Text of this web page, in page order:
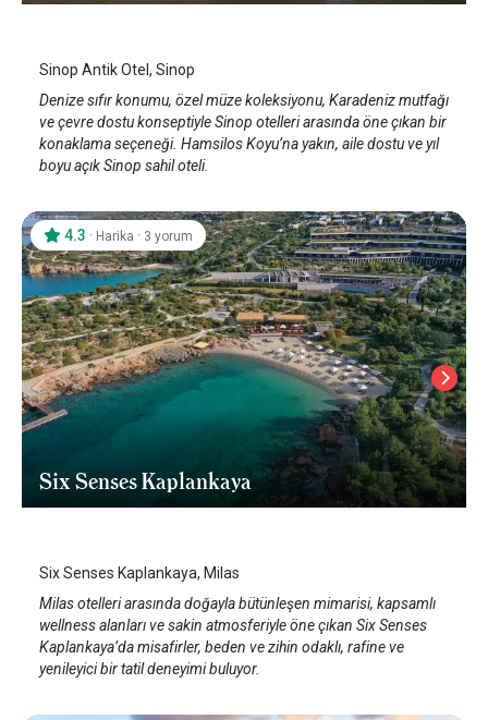
Sinop Antik Otel, Sinop
Denize sıfır konumu, özel müze koleksiyonu, Karadeniz mutfağı
ve çevre dostu konseptiyle Sinop otelleri arasında öne çıkan bir
konaklama seçeneği. Hamsilos Koyu’na yakın, aile dostu ve yıl
boyu açık Sinop sahil oteli.
Six Senses Kaplankaya
4.3 · Harika · 3 yorum
Six Senses Kaplankaya, Milas
Milas otelleri arasında doğayla bütünleşen mimarisi, kapsamlı
wellness alanları ve sakin atmosferiyle öne çıkan Six Senses
Kaplankaya’da misafirler, beden ve zihin odaklı, rafine ve
yenileyici bir tatil deneyimi buluyor.